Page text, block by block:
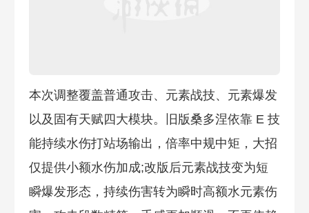
本次调整覆盖普通攻击、元素战技、元素爆发
以及固有天赋四大模块。旧版桑多涅依靠 E 技
能持续水伤打站场输出，倍率中规中矩，大招
仅提供小额水伤加成;改版后元素战技变为短
瞬爆发形态，持续伤害转为瞬时高额水元素伤